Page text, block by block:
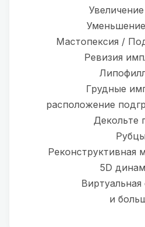
Мастопексия /
Ревизия
Грудные
расположение
Декольте
Рубцы
Реконструктивная
5D
и